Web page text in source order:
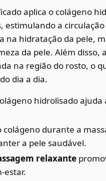
aplica o colágeno
estimulando a
na hidratação da pele,
da pele. Além disso,
na região do rosto, o
dia a dia.
hidrolisado
colágeno durante a
a pele saudável.
relaxante
estar.